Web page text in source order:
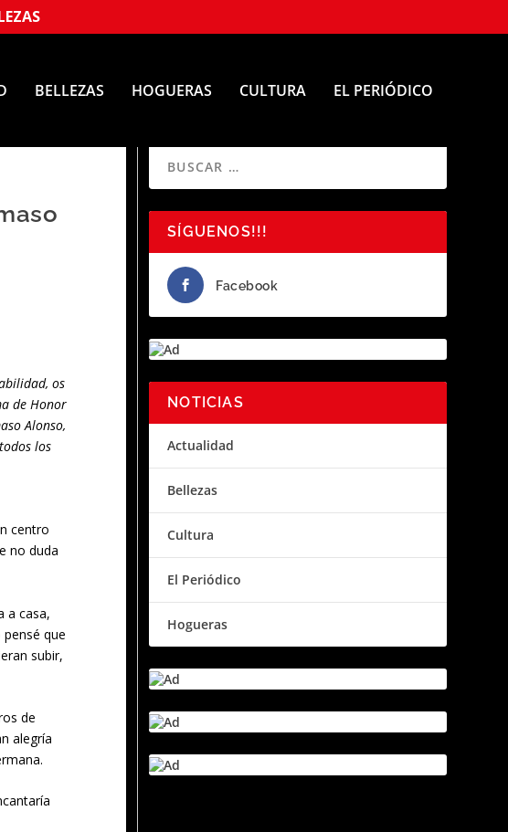
BELLEZAS HOGUERAS CULTURA EL PERIÓDICO
os
de Honor
Alonso,
los
centro
no duda
a casa,
que
subir,
de
alegría
SÍGUENOS!!!
Facebook
NOTICIAS
Actualidad
Bellezas
Cultura
El Periódico
Hogueras